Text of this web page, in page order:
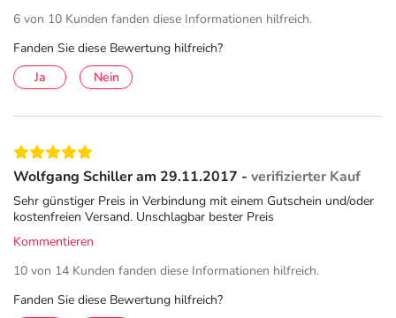
6 von 10 Kunden fanden diese Informationen hilfreich.
Fanden Sie diese Bewertung hilfreich?
Ja
Nein
Wolfgang Schiller am 29.11.2017 - verifizierter Kauf
Sehr günstiger Preis in Verbindung mit einem Gutschein und/oder
kostenfreien Versand. Unschlagbar bester Preis
Kommentieren
10 von 14 Kunden fanden diese Informationen hilfreich.
Fanden Sie diese Bewertung hilfreich?